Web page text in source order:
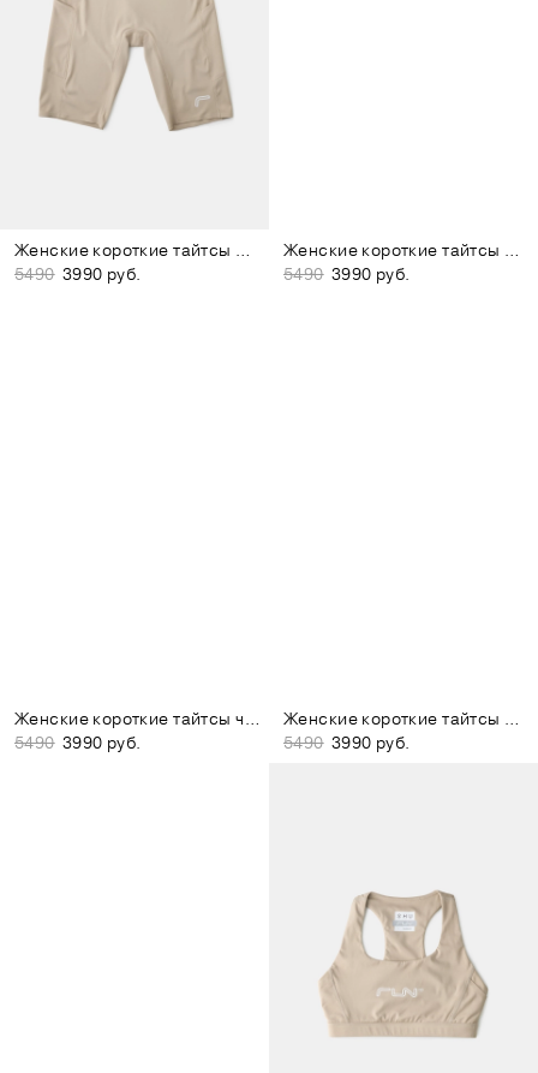
Женские короткие тайтсы бежевые
5490 3990 руб.
Женские короткие тайтсы фиолетовые
5490 3990 руб.
Женские короткие тайтсы чёрные
5490 3990 руб.
Женские короткие тайтсы жёлтые
5490 3990 руб.